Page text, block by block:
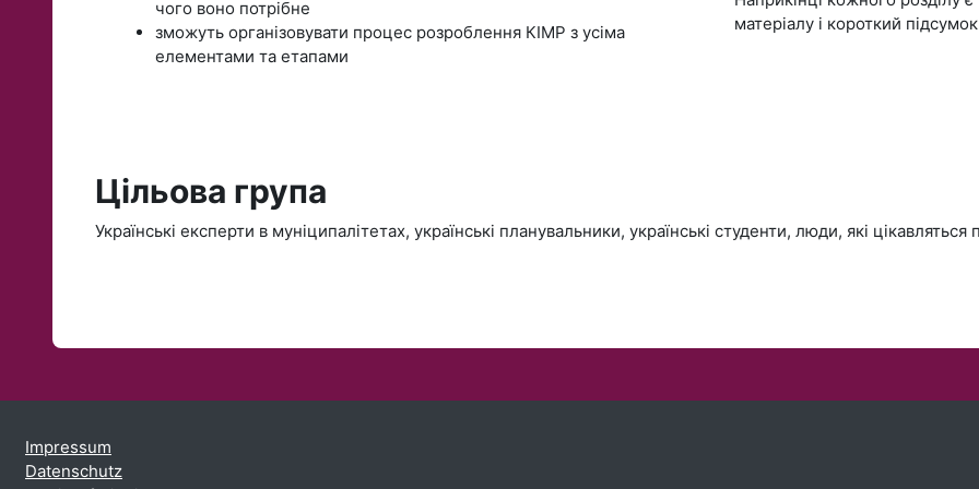
чого воно потрібне
зможуть організовувати процес розроблення КІМР з усіма
елементами та етапами
матеріалу і короткий
Цільова група
Українські експерти в муніципалітетах, українські планувальники, українські студенти, люди, які
Impressum
Datenschutz